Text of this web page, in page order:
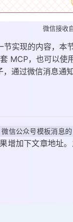
微信接收
节实现的内容，本
MCP，也可以使
通过微信消息通
微信公众号模板消息的
增加下文章地